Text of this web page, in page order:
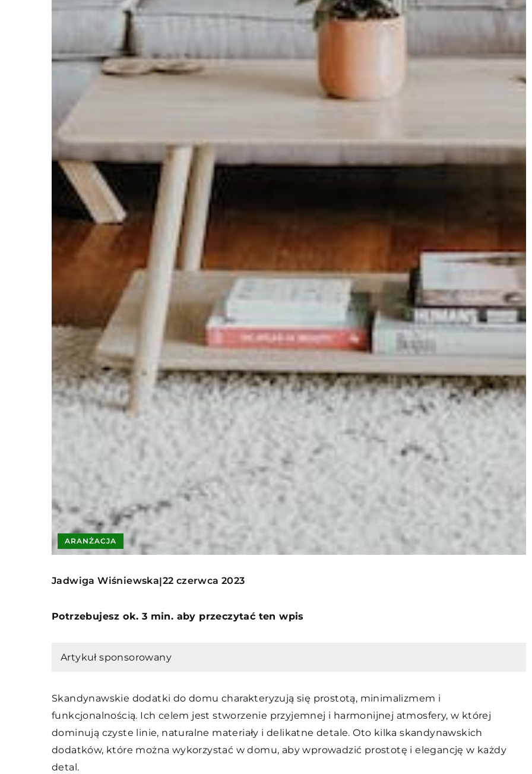
ARANŻACJA
Jadwiga Wiśniewska|22 czerwca 2023
Potrzebujesz ok. 3 min. aby przeczytać ten wpis
Artykuł sponsorowany
Skandynawskie dodatki do domu charakteryzują się prostotą, minimalizmem i
funkcjonalnością. Ich celem jest stworzenie przyjemnej i harmonijnej atmosfery, w której
dominują czyste linie, naturalne materiały i delikatne detale. Oto kilka skandynawskich
dodatków, które można wykorzystać w domu, aby wprowadzić prostotę i elegancję w każdy
detal.